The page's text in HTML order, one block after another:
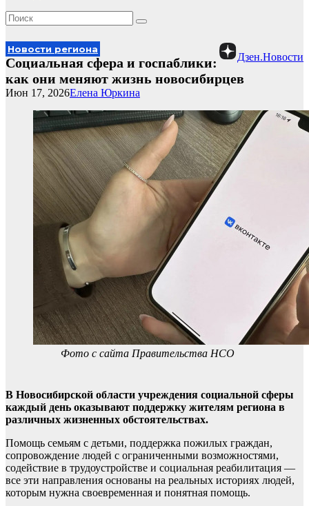
Дзен.Новости
Новости региона
Социальная сфера и госпаблики:
как они меняют жизнь новосибирцев
Елена Юркина
Июн 17, 2026
Фото с сайта Правительства НСО
В Новосибирской области учреждения социальной сферы
каждый день оказывают поддержку жителям региона в
различных жизненных обстоятельствах.
Помощь семьям с детьми, поддержка пожилых граждан,
сопровождение людей с ограниченными возможностями,
содействие в трудоустройстве и социальная реабилитация —
все эти направления основаны на реальных историях людей,
которым нужна своевременная и понятная помощь.